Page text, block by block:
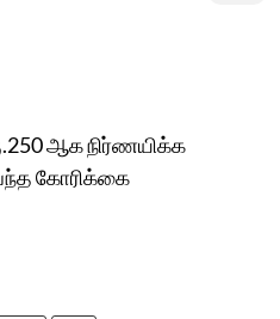
ஆக நிர்ணயிக்க
கோரிக்கை